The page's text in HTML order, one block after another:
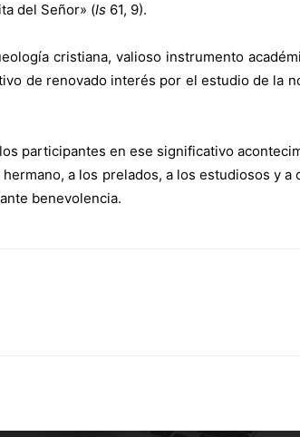
del Señor» (Is 61, 9).
cristiana, valioso instrumento
de renovado interés por el estudio de la
participantes en ese significativo
a los prelados, a los estudiosos y a
benevolencia.